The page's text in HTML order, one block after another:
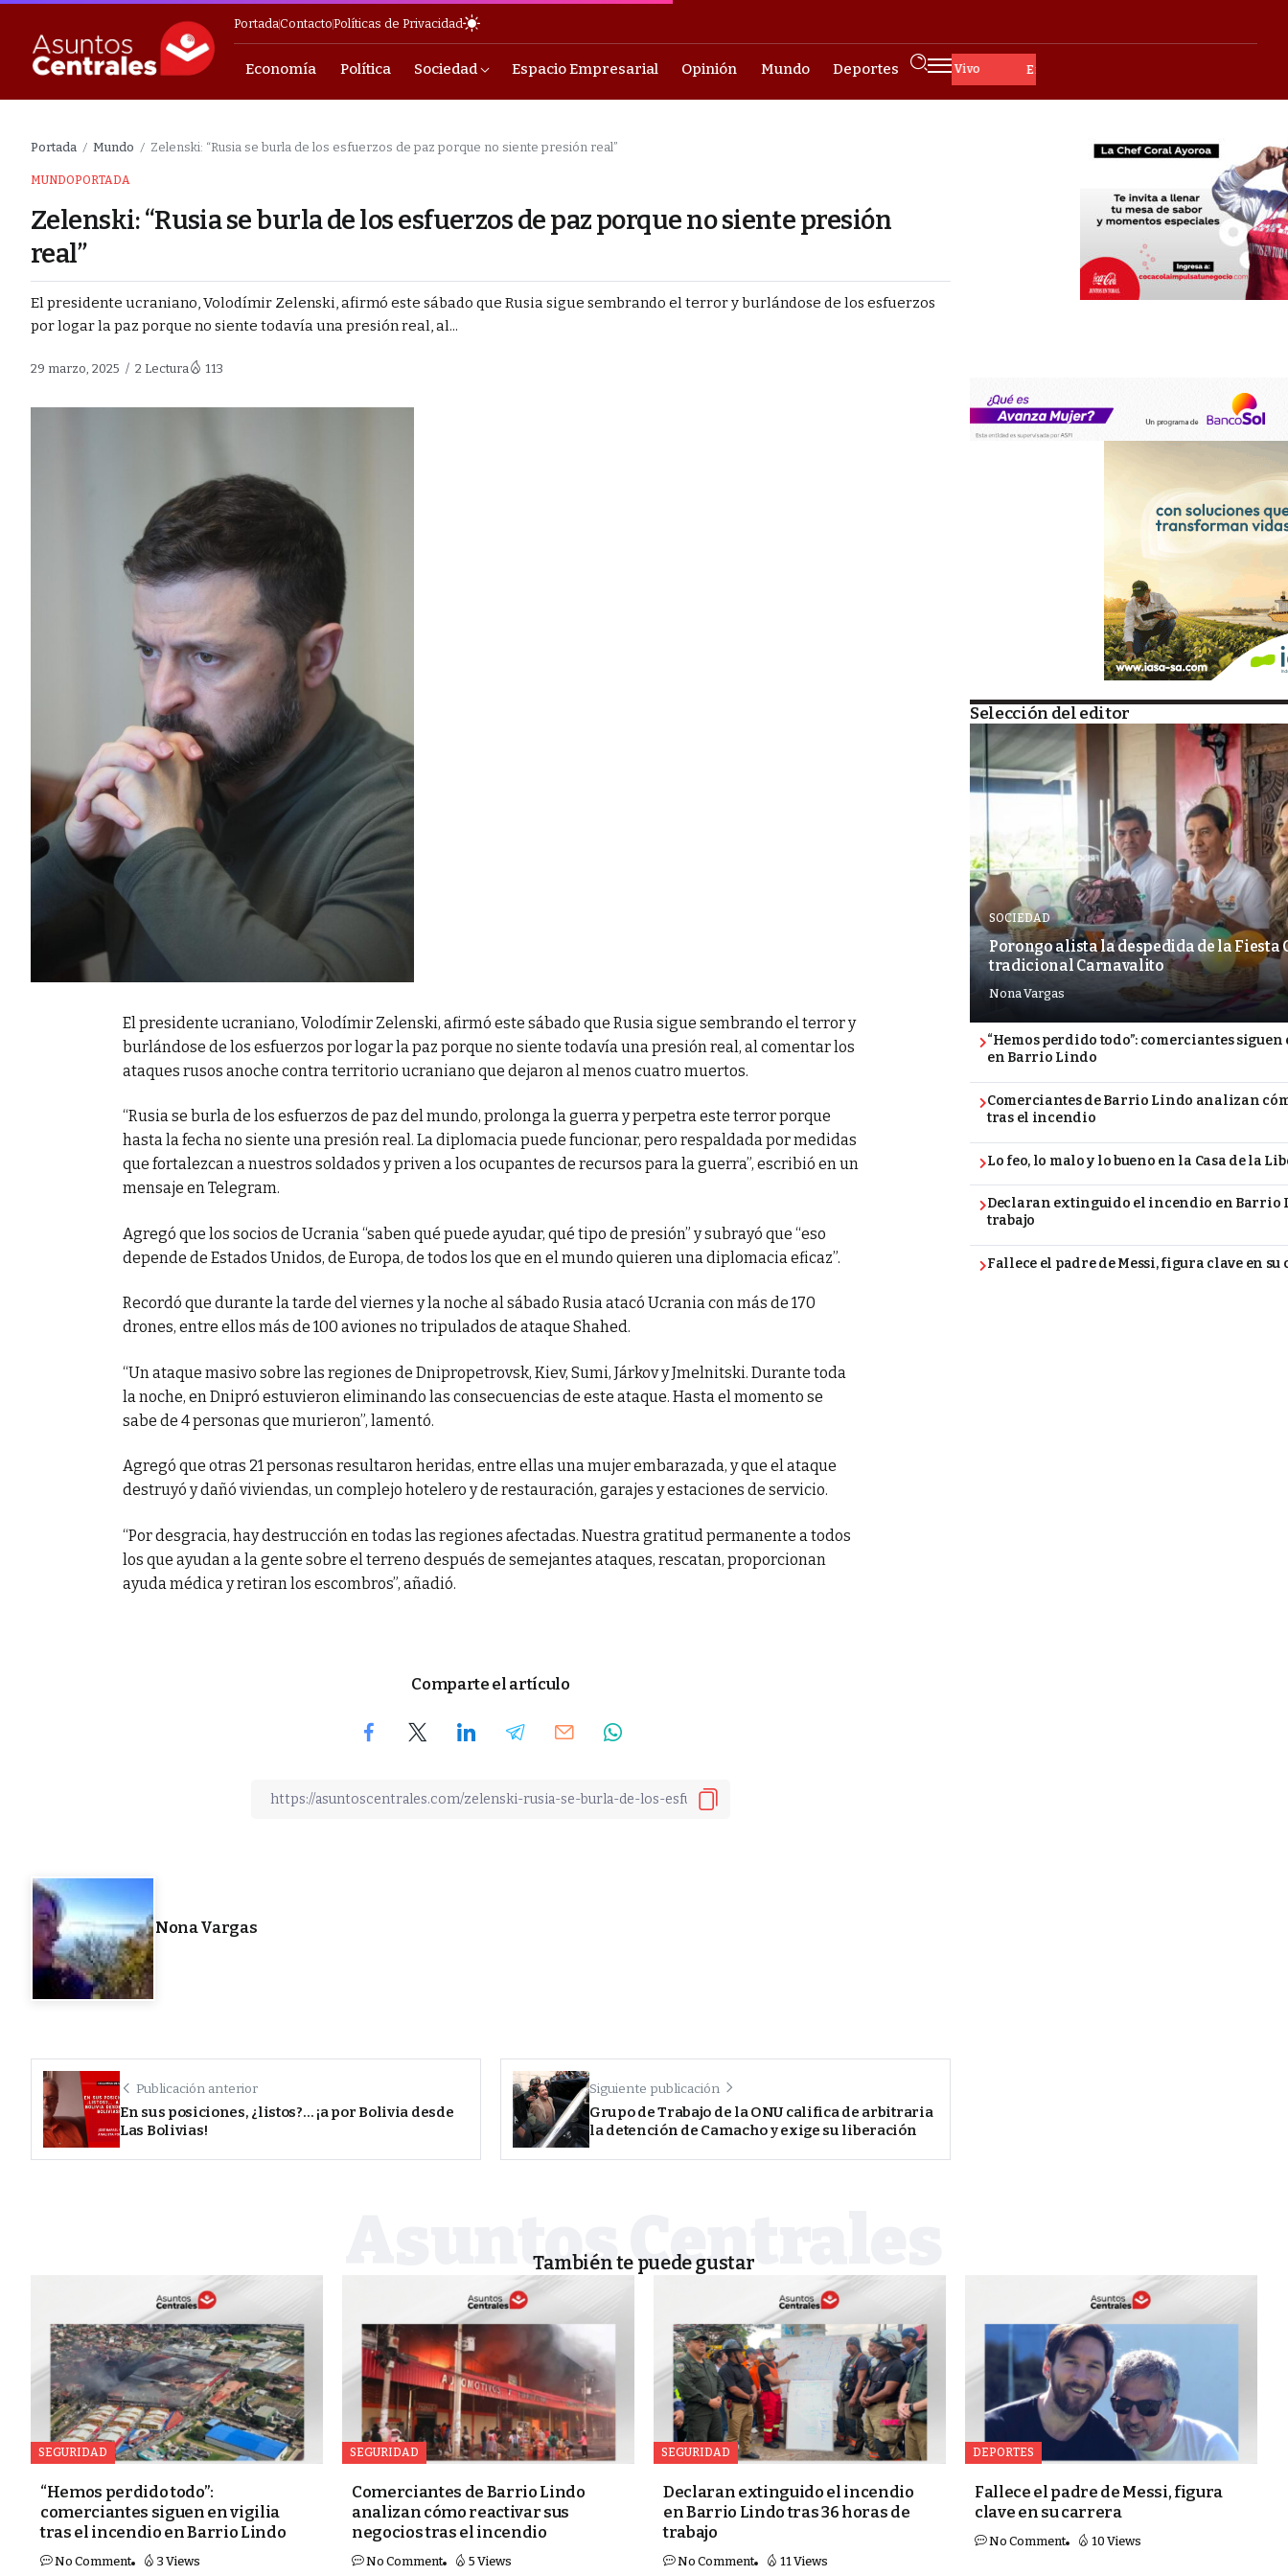
PortadaContactoPolíticas de Privacidad
Economía Política Sociedad Espacio Empresarial Opinión Mundo
Deportes
vigilia tras el
reactivar sus
En Vivo
Portada / Mundo / Zelenski: “Rusia se burla de los esfuerzos de paz porque no siente presión real”
MUNDOPORTADA
Zelenski: “Rusia se burla de los esfuerzos de paz porque no siente presión
real”
El presidente ucraniano, Volodímir Zelenski, afirmó este sábado que Rusia sigue sembrando el terror y burlándose de los esfuerzos
por logar la paz porque no siente todavía una presión real, al...
29 marzo, 2025 2 Lectura 113
El presidente ucraniano, Volodímir Zelenski, afirmó este sábado que Rusia sigue sembrando el terror y
burlándose de los esfuerzos por logar la paz porque no siente todavía una presión real, al comentar los
ataques rusos anoche contra territorio ucraniano que dejaron al menos cuatro muertos.
“Rusia se burla de los esfuerzos de paz del mundo, prolonga la guerra y perpetra este terror porque
hasta la fecha no siente una presión real. La diplomacia puede funcionar, pero respaldada por medidas
que fortalezcan a nuestros soldados y priven a los ocupantes de recursos para la guerra”, escribió en un
mensaje en Telegram.
Agregó que los socios de Ucrania “saben qué puede ayudar, qué tipo de presión” y subrayó que “eso
depende de Estados Unidos, de Europa, de todos los que en el mundo quieren una diplomacia eficaz”.
Recordó que durante la tarde del viernes y la noche al sábado Rusia atacó Ucrania con más de 170
drones, entre ellos más de 100 aviones no tripulados de ataque Shahed.
“Un ataque masivo sobre las regiones de Dnipropetrovsk, Kiev, Sumi, Járkov y Jmelnitski. Durante toda
la noche, en Dnipró estuvieron eliminando las consecuencias de este ataque. Hasta el momento se
sabe de 4 personas que murieron”, lamentó.
Agregó que otras 21 personas resultaron heridas, entre ellas una mujer embarazada, y que el ataque
destruyó y dañó viviendas, un complejo hotelero y de restauración, garajes y estaciones de servicio.
“Por desgracia, hay destrucción en todas las regiones afectadas. Nuestra gratitud permanente a todos
los que ayudan a la gente sobre el terreno después de semejantes ataques, rescatan, proporcionan
ayuda médica y retiran los escombros”, añadió.
Comparte el artículo
Nona Vargas
Publicación anterior
En sus posiciones, ¿listos?… ¡a por Bolivia desde
Las Bolivias!
Siguiente publicación
Grupo de Trabajo de la ONU califica de arbitraria
la detención de Camacho y exige su liberación
Selección del editor
SOCIEDAD
Porongo alista la despedida de la Fiesta
tradicional Carnavalito
Nona Vargas
“Hemos perdido todo”: comerciantes
en Barrio Lindo
Comerciantes de Barrio Lindo analizan
tras el incendio
Lo feo, lo malo y lo bueno en la Casa de la
Declaran extinguido el incendio en Barrio
trabajo
Fallece el padre de Messi, figura clave en
También te puede gustar
SEGURIDAD
“Hemos perdido todo”:
comerciantes siguen en vigilia
tras el incendio en Barrio Lindo
No Comment 3 Views
SEGURIDAD
Comerciantes de Barrio Lindo
analizan cómo reactivar sus
negocios tras el incendio
No Comment 5 Views
SEGURIDAD
Declaran extinguido el incendio
en Barrio Lindo tras 36 horas de
trabajo
No Comment 11 Views
DEPORTES
Fallece el padre de Messi, figura
clave en su carrera
No Comment 10 Views